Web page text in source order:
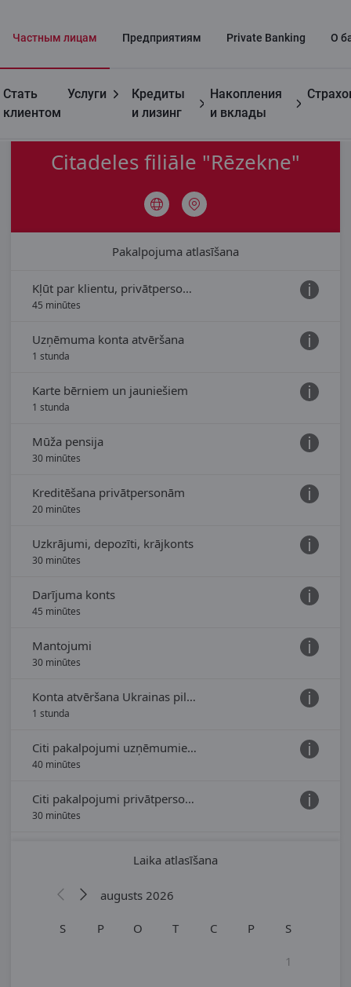
Частным лицaм Предприятиям Private Banking О
Стать
клиентом
Услуги
Кредиты
и лизинг
Накопления
и вклады
Контакты Посещение филиала Филиал Rēzekne